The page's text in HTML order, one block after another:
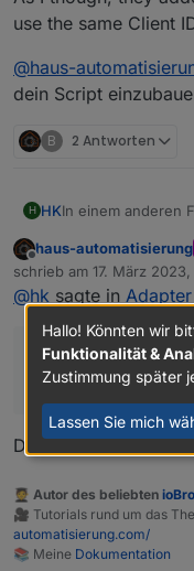
use the same Client
@haus-
dein Script
B 2 Antworten
H HKIn einem anderen
Ecoflow mqtt is no
password. Looks
and iot-auth/app/
As I though, they
@haus-
dein Script
Offline
haus-automatisierung
schrieb am 17. März 2023,
zuletzt editiert von
@hk sagte in
hast du eine
einzubauen?
Die Client-ID
🧑‍🎓 Autor des beliebten
🎥 Tutorials rund um das
automatisierung.com/
📚 Meine Dokumentation
Hallo! Könnten wir
Funktionalität &
Zustimmung später
Lassen Sie mich